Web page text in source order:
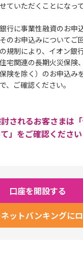
ていただくことになっ
行に事業性融資のお申
のお申込みについてご
規制により、イオン銀
宅関連の長期火災保険
険を除く）のお申込み
、ご確認ください。
されるお客さまは
」をご確認ください
口座を開設する
ットバンキングに